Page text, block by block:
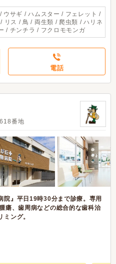
ウサギ / ハムスター / フェレット /
リス / 鳥 / 両生類 / 爬虫類 / ハリネ
/ チンチラ / フクロモモンガ
電話
番地
院』平日19時30分まで診療。専用
瘍、歯周病などの総合的な歯科治
ング。